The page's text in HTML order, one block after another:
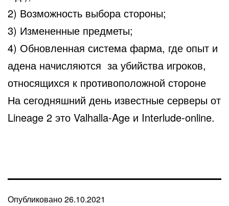
2) Возможность выбора стороны;
3) Измененные предметы;
4) Обновленная система фарма, где опыт и
адена начисляются за убийства игроков,
относящихся к противоположной стороне
На сегодняшний день известные серверы от
Lineage 2 это Valhalla-Age и Interlude-online.
Опубликовано26.10.2021